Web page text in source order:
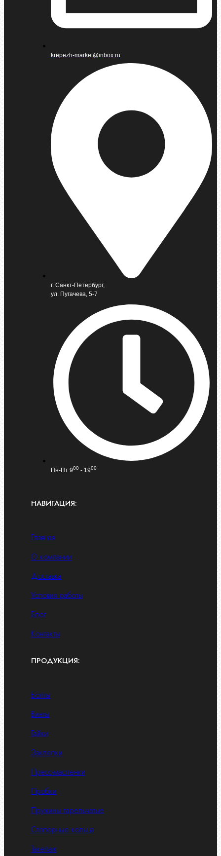
krepezh-market@inbox.ru
г. Санкт-Петербург,
ул. Пугачева, 5-7
Пн-Пт 900 - 1900
НАВИГАЦИЯ:
Главная
О компании
Доставка
Условия работы
Блог
Контакты
ПРОДУКЦИЯ:
Болты
Винты
Гайки
Заклепки
Пресс-масленки
Пробки
Пружины тарельчатые
Стопорные кольца
Такелаж